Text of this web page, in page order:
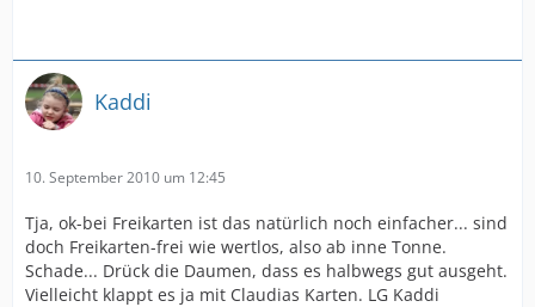
Kaddi
10. September 2010 um 12:45
Tja, ok-bei Freikarten ist das natürlich noch einfacher... sind
doch Freikarten-frei wie wertlos, also ab inne Tonne.
Schade... Drück die Daumen, dass es halbwegs gut ausgeht.
Vielleicht klappt es ja mit Claudias Karten. LG Kaddi